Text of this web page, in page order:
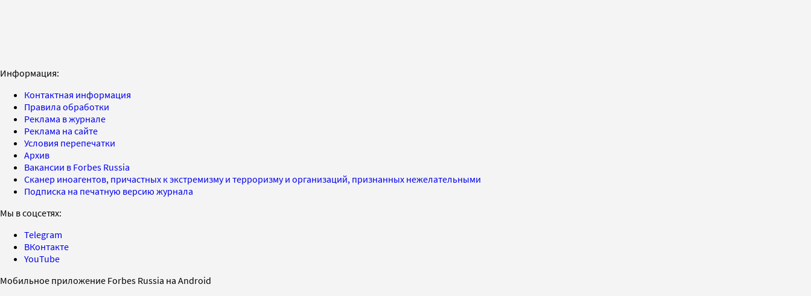
Информация:
Контактная информация
Правила обработки
Реклама в журнале
Реклама на сайте
Условия перепечатки
Архив
Вакансии в Forbes Russia
Сканер иноагентов, причастных к экстремизму и терроризму и организаций, признанных нежелательными
Подписка на печатную версию журнала
Мы в соцсетях:
Telegram
ВКонтакте
YouTube
Мобильное приложение Forbes Russia на Android